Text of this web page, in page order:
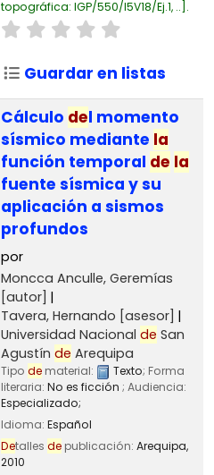
topográfica: IGP/550/I5V18/Ej.1, .. .
Guardar en listas
Cálculo del momento
sísmico mediante la
función temporal de la
fuente sísmica y su
aplicación a sismos
profundos
por
Moncca Anculle, Geremías
[autor]
Tavera, Hernando [asesor]
Universidad Nacional de San
Agustín de Arequipa
Tipo dematerial: Texto; Forma
literaria: No es ficción ; Audiencia:
Especializado;
Idioma: Español
Detalles depublicación: Arequipa,
2010